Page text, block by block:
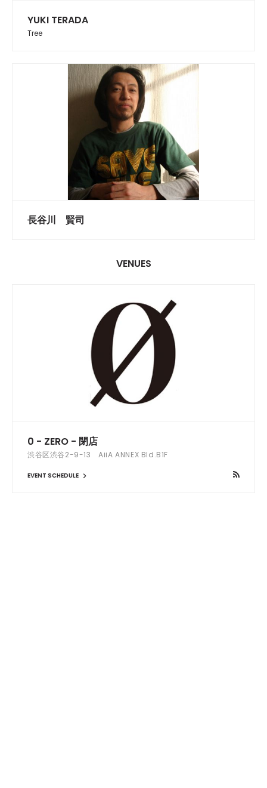
YUKI TERADA
Tree
長谷川 賢司
VENUES
0 - ZERO - 閉店
渋谷区渋谷2-9-13 AiiA ANNEX Bld.B1F
EVENT SCHEDULE